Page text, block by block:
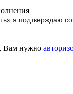
я подтверждаю
Вам нужно